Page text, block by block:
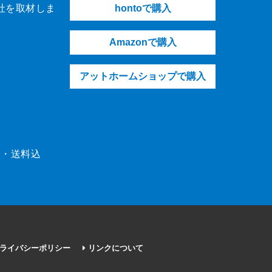
を取材しま
送料込
hontoで購入
Amazonで購入
アットホームショップで購入
イバシーポリシー リンクについて